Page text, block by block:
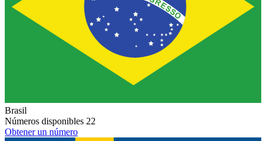
Brasil
Números disponibles 22
Obtener un número